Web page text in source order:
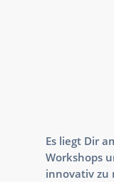
Es liegt Dir
Workshops
innovativ zu